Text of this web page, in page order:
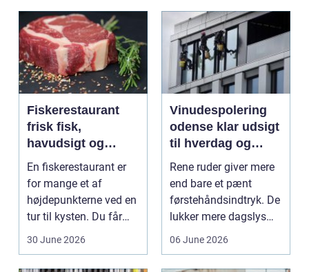
Fiskerestaurant
frisk fisk,
havudsigt og
afslappet
atmosfære
En fiskerestaurant er
for mange et af
højdepunkterne ved en
tur til kysten. Du får
friskfanget fisk,...
30 June 2026
Vinudespolering
odense klar udsigt
til hverdag og
erhverv
Rene ruder giver mere
end bare et pænt
førstehåndsindtryk. De
lukker mere dagslys
ind, giver et lett...
06 June 2026